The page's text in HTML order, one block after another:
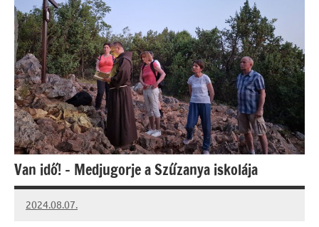
Van idő! – Medjugorje a Szűzanya iskolája
2024.08.07.
kovacs.agi